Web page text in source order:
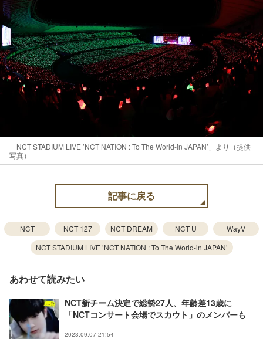
「NCT STADIUM LIVE ’NCT NATION : To The World-in JAPAN’」より（提供
写真）
記事に戻る
NCT NCT 127 NCT DREAM NCT U
WayV
NCT STADIUM LIVE ’NCT NATION : To The World-in JAPAN’
あわせて読みたい
NCT新チーム決定で総勢27人、年齢差13歳に
「NCTコンサート会場でスカウト」のメンバーも
2023.09.07 21:54